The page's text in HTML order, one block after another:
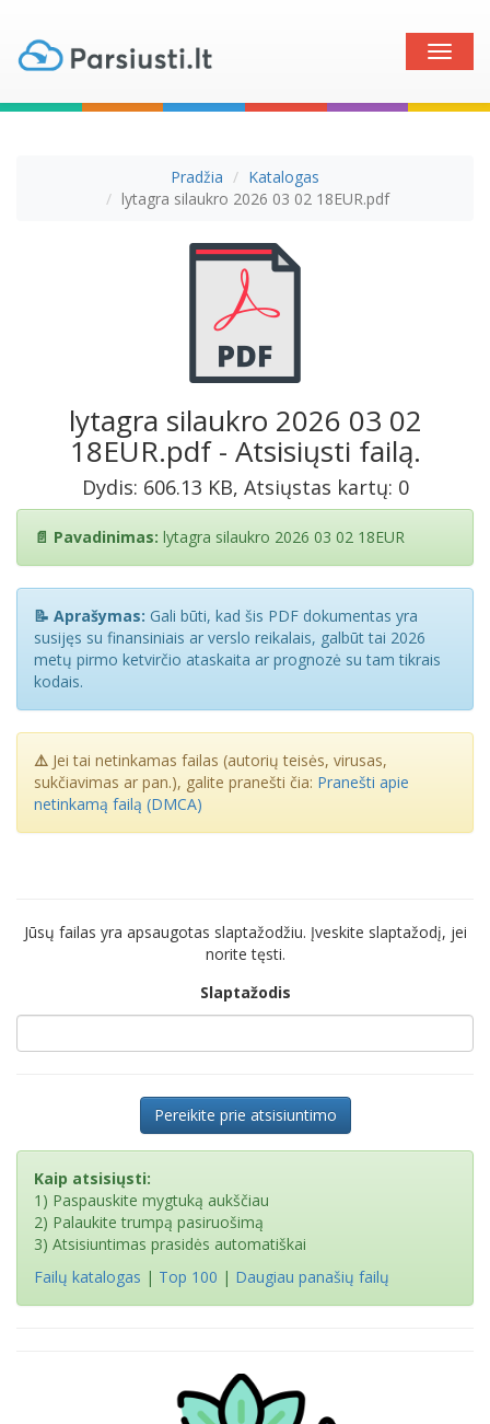
Toggle
Pradžia
Katalogas
lytagra silaukro 2026 03 02 18EUR.pdf
lytagra silaukro 2026 03 02
18EUR.pdf - Atsisiųsti failą.
Dydis: 606.13 KB, Atsiųstas kartų: 0
📄 Pavadinimas: lytagra silaukro 2026 03 02 18EUR
📝 Aprašymas: Gali būti, kad šis PDF dokumentas yra
susijęs su finansiniais ar verslo reikalais, galbūt tai 2026
metų pirmo ketvirčio ataskaita ar prognozė su tam tikrais
kodais.
⚠️ Jei tai netinkamas failas (autorių teisės, virusas,
sukčiavimas ar pan.), galite pranešti čia: Pranešti apie
netinkamą failą (DMCA)
Jūsų failas yra apsaugotas slaptažodžiu. Įveskite slaptažodį, jei
norite tęsti.
Slaptažodis
Pereikite prie atsisiuntimo
Kaip atsisiųsti:
1) Paspauskite mygtuką aukščiau
2) Palaukite trumpą pasiruošimą
3) Atsisiuntimas prasidės automatiškai
Failų katalogas | Top 100 | Daugiau panašių failų